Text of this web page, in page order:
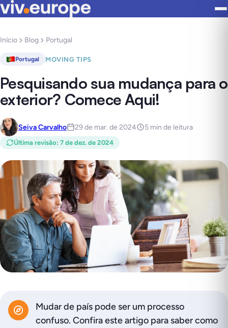
Início Blog Portugal
Portugal MOVING TIPS
Pesquisando sua mudança para o
exterior? Comece Aqui!
Seiva Carvalho 29 de mar. de 2024 5 min de leitura
Última revisão: 7 de dez. de 2024
Mudar de país pode ser um processo
confuso. Confira este artigo para saber como